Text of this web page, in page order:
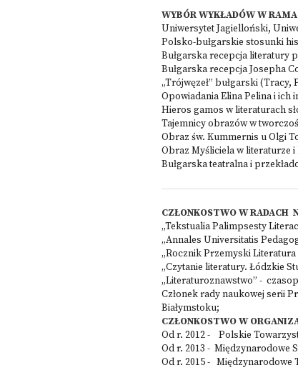
WYBÓR WYKŁADÓW W
Uniwersytet Jagielloński,
Polsko-bułgarskie stosunki
Bułgarska recepcja literatury
Bułgarska recepcja Josepha
„Trójwęzeł” bułgarski
Opowiadania Elina Pelina i ich
Hieros gamos w literaturach
Tajemnicy obrazów w
Obraz św. Kummernis u Olgi
Obraz Myśliciela w literaturze
Bułgarska teatralna i
CZŁONKOSTWO W RADACH
„Tekstualia Palimpsesty
„Annales Universitatis
„Rocznik Przemyski Literatura
„Czytanie literatury. Łódzkie
„Literaturoznawstwo” -
Członek rady naukowej serii
Białymstoku;
CZŁONKOSTWO W
Od r. 2012 - Polskie
Od r. 2013 - Międzynarodowe
Od r. 2015 - Międzynarodowe